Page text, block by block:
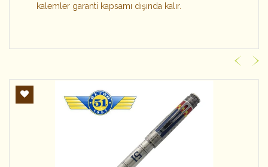
kalemler garanti kapsamı dışında kalır.